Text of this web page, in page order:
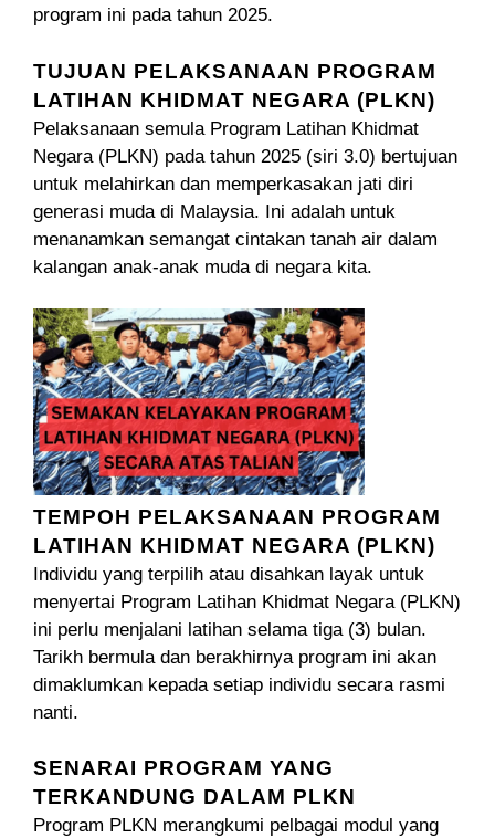
program ini pada tahun 2025.
TUJUAN PELAKSANAAN PROGRAM
LATIHAN KHIDMAT NEGARA (PLKN)
Pelaksanaan semula Program Latihan Khidmat
Negara (PLKN) pada tahun 2025 (siri 3.0) bertujuan
untuk melahirkan dan memperkasakan jati diri
generasi muda di Malaysia. Ini adalah untuk
menanamkan semangat cintakan tanah air dalam
kalangan anak-anak muda di negara kita.
TEMPOH PELAKSANAAN PROGRAM
LATIHAN KHIDMAT NEGARA (PLKN)
Individu yang terpilih atau disahkan layak untuk
menyertai Program Latihan Khidmat Negara (PLKN)
ini perlu menjalani latihan selama tiga (3) bulan.
Tarikh bermula dan berakhirnya program ini akan
dimaklumkan kepada setiap individu secara rasmi
nanti.
SENARAI PROGRAM YANG
TERKANDUNG DALAM PLKN
Program PLKN merangkumi pelbagai modul yang